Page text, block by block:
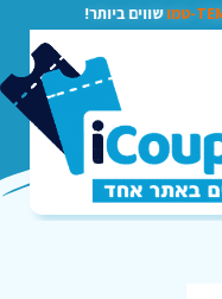
שווים ביותר!